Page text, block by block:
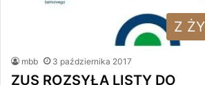
Z
mbb 3 października 2017
ZUS ROZSYŁA LISTY DO